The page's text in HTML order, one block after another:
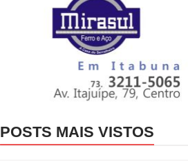
POSTS MAIS VISTOS